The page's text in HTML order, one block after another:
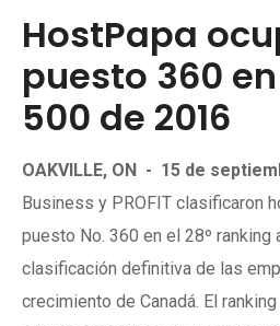
HostPapa
puesto 360 en
500 de 2016
OAKVILLE, ON - 15 de
Business y PROFIT clasificaron
puesto No. 360 en el 28º ranking
clasificación definitiva de las
crecimiento de Canadá. El